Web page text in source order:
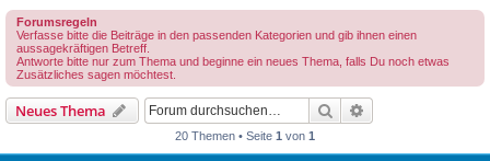
Forumsregeln
Verfasse bitte die Beiträge in den passenden Kategorien und gib ihnen einen
aussagekräftigen Betreff.
Antworte bitte nur zum Thema und beginne ein neues Thema, falls Du noch etwas
Zusätzliches sagen möchtest.
Neues Thema Suche
20 Themen • Seite 1 von 1